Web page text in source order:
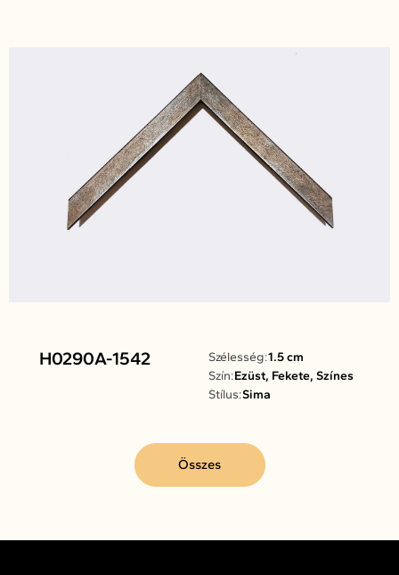
H0290A-1542 Szélesség:1.5 cm
Szín:Ezüst, Fekete, Színes
Stílus:Sima
Összes